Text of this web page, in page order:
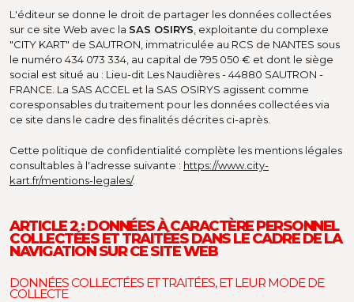
L'éditeur se donne le droit de partager les données collectées
sur ce site Web avec la SAS OSIRYS , exploitante du complexe
"CITY KART" de SAUTRON, immatriculée au RCS de NANTES sous
le numéro 434 073 334, au capital de 795 050 € et dont le siège
social est situé au : Lieu-dit Les Naudières - 44880 SAUTRON -
FRANCE. La SAS ACCEL et la SAS OSIRYS agissent comme
coresponsables du traitement pour les données collectées via
ce site dans le cadre des finalités décrites ci-après.
Cette politique de confidentialité complète les mentions légales
consultables à l'adresse suivante : https://www.city-
kart.fr/mentions-legales/.
ARTICLE 2 : DONNÉES À CARACTÈRE PERSONNEL
COLLECTÉES ET TRAITÉES DANS LE CADRE DE LA
NAVIGATION SUR CE SITE WEB
DONNÉES COLLECTÉES ET TRAITÉES, ET LEUR MODE DE
COLLECTE